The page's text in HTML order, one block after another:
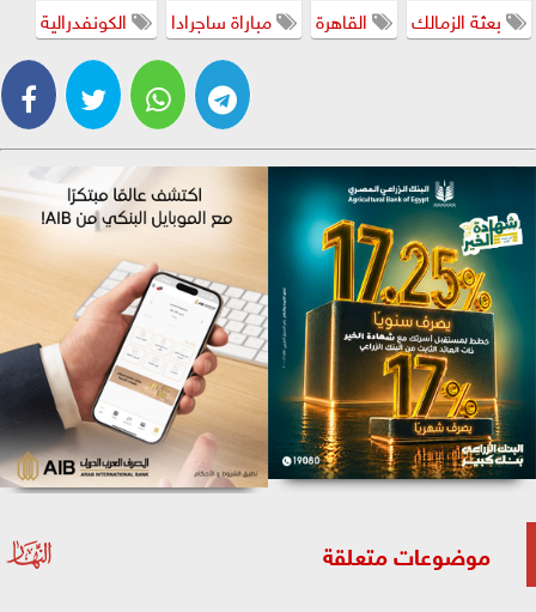
بعثة الزمالك
القاهرة مباراة ساجرادا الكونفدرالية
موضوعات متعلقة